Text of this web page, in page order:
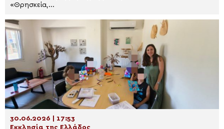
«Θρησκεία,...
30.06.2026 | 17:53
Εκκλησία της Ελλάδος